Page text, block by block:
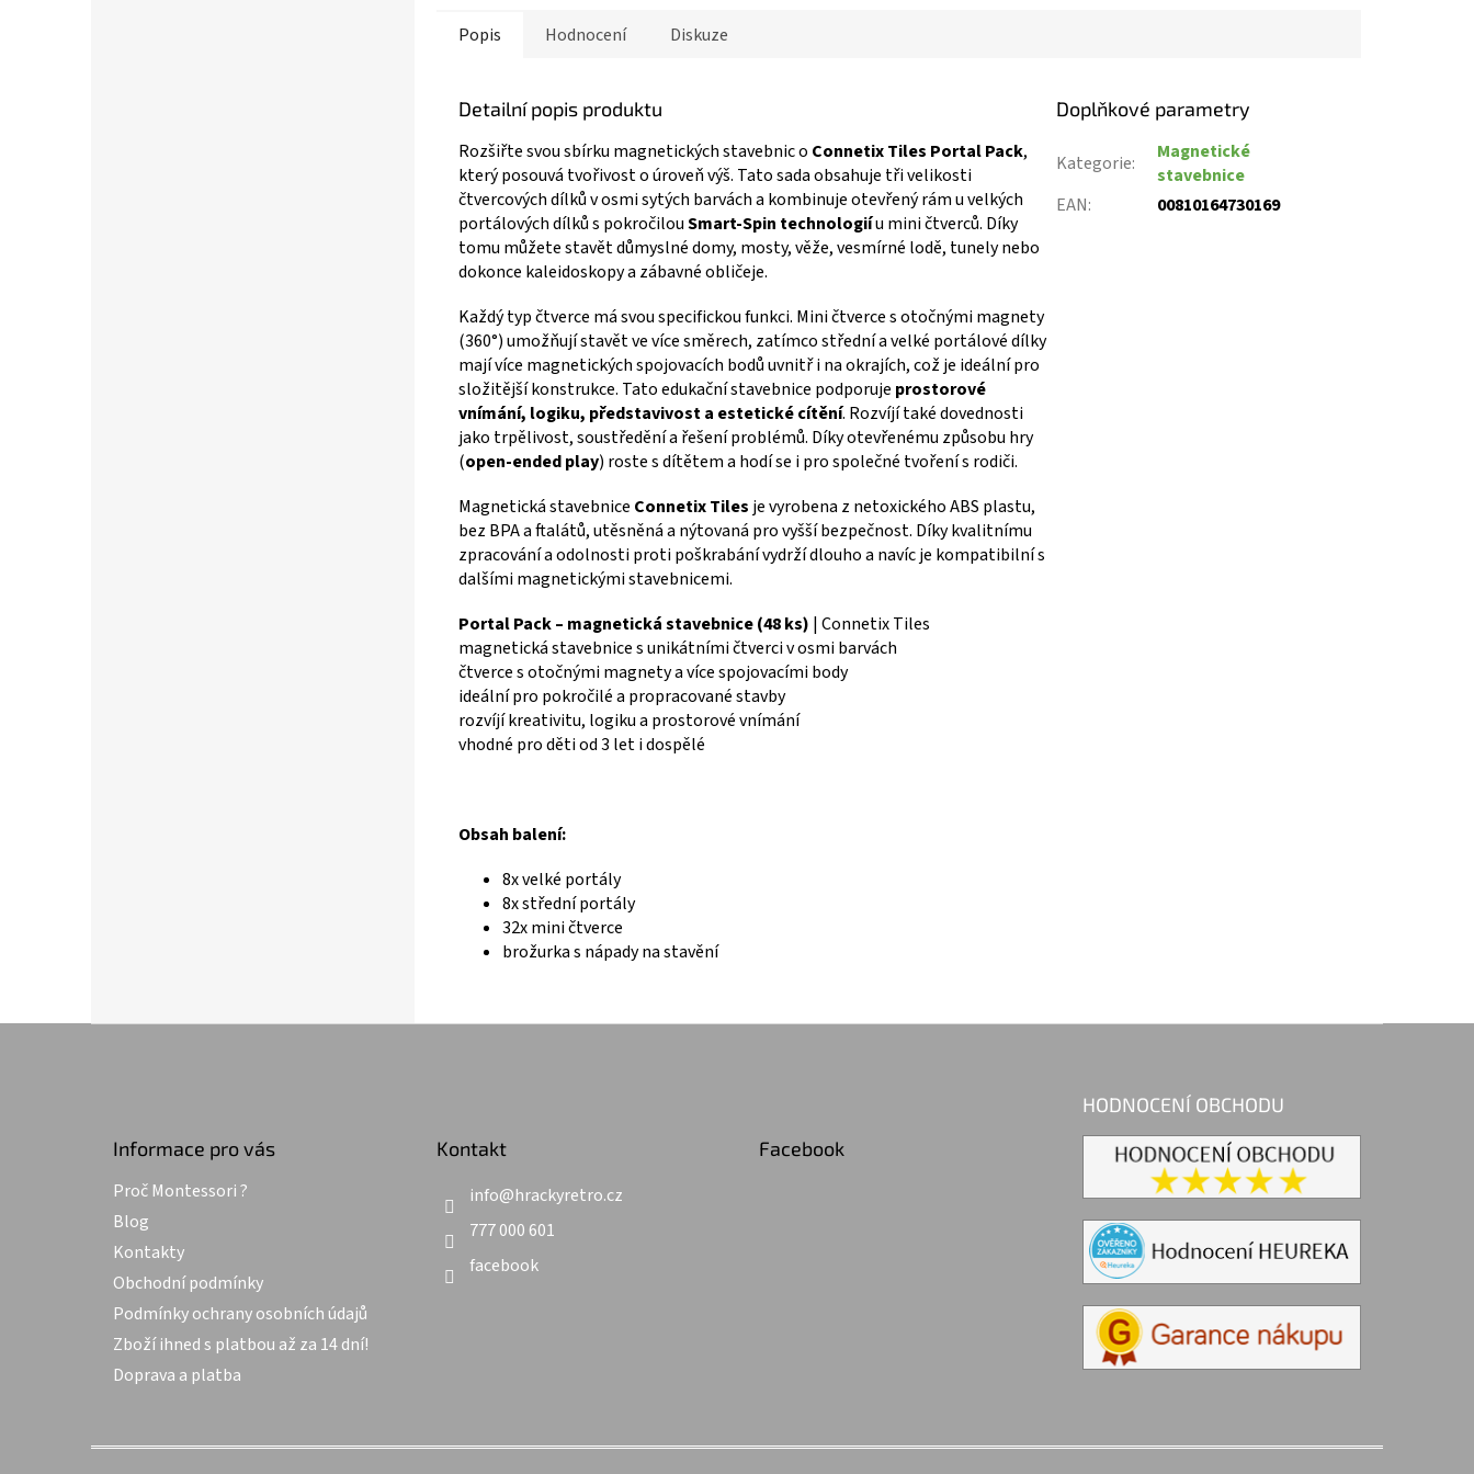
Popis Hodnocení Diskuze
Detailní popis produktu
Rozšiřte svou sbírku magnetických stavebnic o Connetix Tiles Portal Pack,
který posouvá tvořivost o úroveň výš. Tato sada obsahuje tři velikosti
čtvercových dílků v osmi sytých barvách a kombinuje otevřený rám u velkých
portálových dílků s pokročilouSmart-Spin technologiíu mini čtverců. Díky
tomu můžete stavět důmyslné domy, mosty, věže, vesmírné lodě, tunely nebo
dokonce kaleidoskopy a zábavné obličeje.
Každý typ čtverce má svou specifickou funkci. Mini čtverce s otočnými magnety
(360°) umožňují stavět ve více směrech, zatímco střední a velké portálové dílky
mají více magnetických spojovacích bodů uvnitř i na okrajích, což je ideální pro
složitější konstrukce. Tato edukační stavebnice podporuje prostorové
vnímání, logiku, představivost a estetické cítění. Rozvíjí také dovednosti
jako trpělivost, soustředění a řešení problémů. Díky otevřenému způsobu hry
(open-ended play) roste s dítětem a hodí se i pro společné tvoření s rodiči.
Magnetická stavebnice Connetix Tiles je vyrobena z netoxického ABS plastu,
bez BPA a ftalátů, utěsněná a nýtovaná pro vyšší bezpečnost. Díky kvalitnímu
zpracování a odolnosti proti poškrabání vydrží dlouho a navíc je kompatibilní s
dalšími magnetickými stavebnicemi.
Portal Pack – magnetická stavebnice (48 ks) | Connetix Tiles
magnetická stavebnice s unikátními čtverci v osmi barvách
čtverce s otočnými magnety a více spojovacími body
ideální pro pokročilé a propracované stavby
rozvíjí kreativitu, logiku a prostorové vnímání
vhodné pro děti od 3 let i dospělé
Obsah balení:
8x velké portály
8x střední portály
32x mini čtverce
brožurka s nápady na stavění
Doplňkové parametry
Kategorie:
Magnetické
stavebnice
EAN: 00810164730169
Informace pro vás
Proč Montessori ?
Blog
Kontakty
Obchodní podmínky
Podmínky ochrany osobních údajů
Zboží ihned s platbou až za 14 dní!
Doprava a platba
Kontakt
info@hrackyretro.cz
777 000 601
facebook
Facebook
HODNOCENÍ OBCHODU